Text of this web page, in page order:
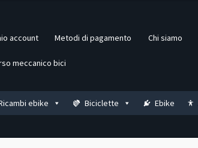
account Metodi di pagamento Chi siamo
meccanico bici
ebike Biciclette Ebike